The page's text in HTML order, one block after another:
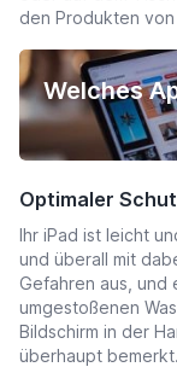
den Produkten von
Welches
Optimaler
Ihr iPad ist leicht
und überall mit
Gefahren aus, und
umgestoßenen
Bildschirm in der
überhaupt